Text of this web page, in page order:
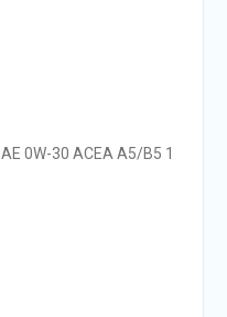
0W-30 ACEA A5/B5 1